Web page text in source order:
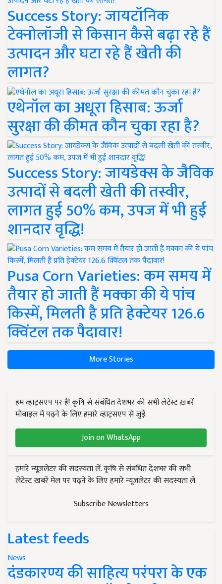
Success Story: जायटॉनिक
टेक्नोलॉजी से किसान कैसे बढ़ा रहे हैं
उत्पादन और घटा रहे हैं खेती की
लागत?
एथेनॉल का अधूरा हिसाब: ऊर्जा
सुरक्षा की कीमत कौन चुका रहा है?
Success Story: जायडेक्स के जैविक
उत्पादों से बदली खेती की तस्वीर,
लागत हुई 50% कम, उपज में भी हुई
शानदार वृद्धि!
Pusa Corn Varieties: कम समय में
तैयार हो जाती हैं मक्का की ये पांच
किस्में, मिलती है प्रति हेक्टेयर 126.6
क्विंटल तक पैदावार!
More Stories
हम व्हाट्सएप पर हैं! कृषि से संबंधित देशभर की सभी लेटेस्ट ख़बरें
मोबाइल में पढ़ने के लिए हमारे व्हाट्सएप से जुड़ें.
Join on WhatsApp
हमारे न्यूज़लेटर की सदस्यता लें. कृषि से संबंधित देशभर की सभी
लेटेस्ट ख़बरें मेल पर पढ़ने के लिए हमारे न्यूज़लेटर की सदस्यता लें.
Subscribe Newsletters
Latest feeds
News
दंडकारण्य की साहित्य परंपरा के एक